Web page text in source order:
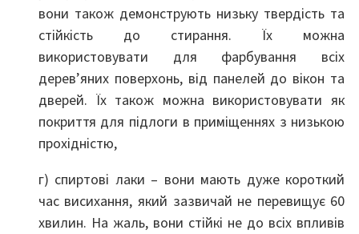
вони також демонструють низьку твердість та
стійкість до стирання. Їх можна
використовувати для фарбування всіх
дерев’яних поверхонь, від панелей до вікон та
дверей. Їх також можна використовувати як
покриття для підлоги в приміщеннях з низькою
прохідністю,
г) спиртові лаки – вони мають дуже короткий
час висихання, який зазвичай не перевищує 60
хвилин. На жаль, вони стійкі не до всіх впливів